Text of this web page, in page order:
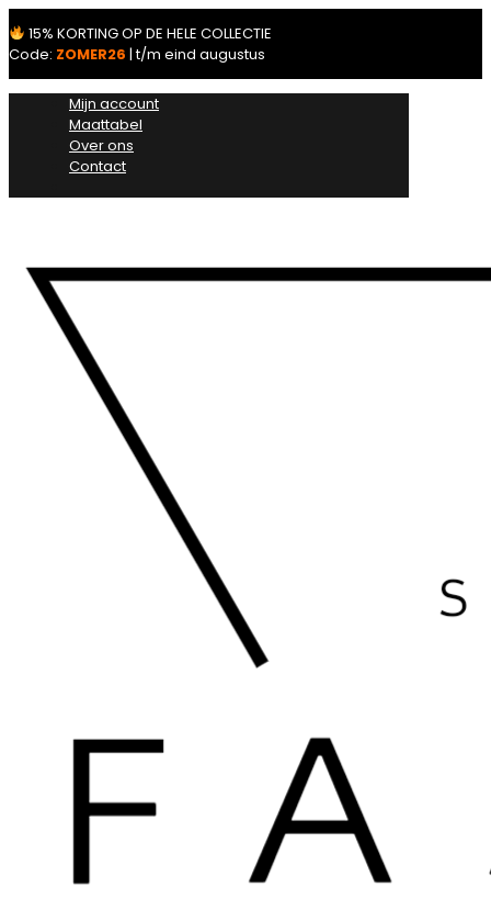
15% KORTING OP DE HELE COLLECTIE
Code: ZOMER26 | t/m eind augustus
Mijn account
Maattabel
Over ons
Contact